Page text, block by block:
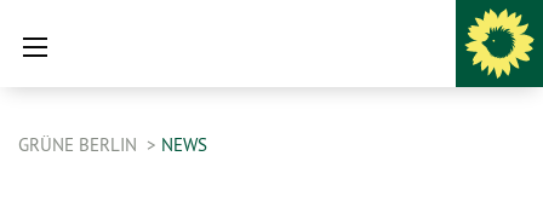
GRÜNE BERLIN NEWS